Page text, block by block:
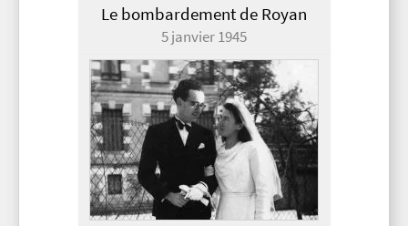
Le bombardement de Royan
5 janvier 1945